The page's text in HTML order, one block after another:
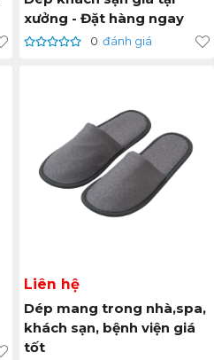
xưởng - Đặt hàng ngay
0 đánh giá
Liên hệ
Dép mang trong nhà,spa,
khách sạn, bệnh viện giá
tốt